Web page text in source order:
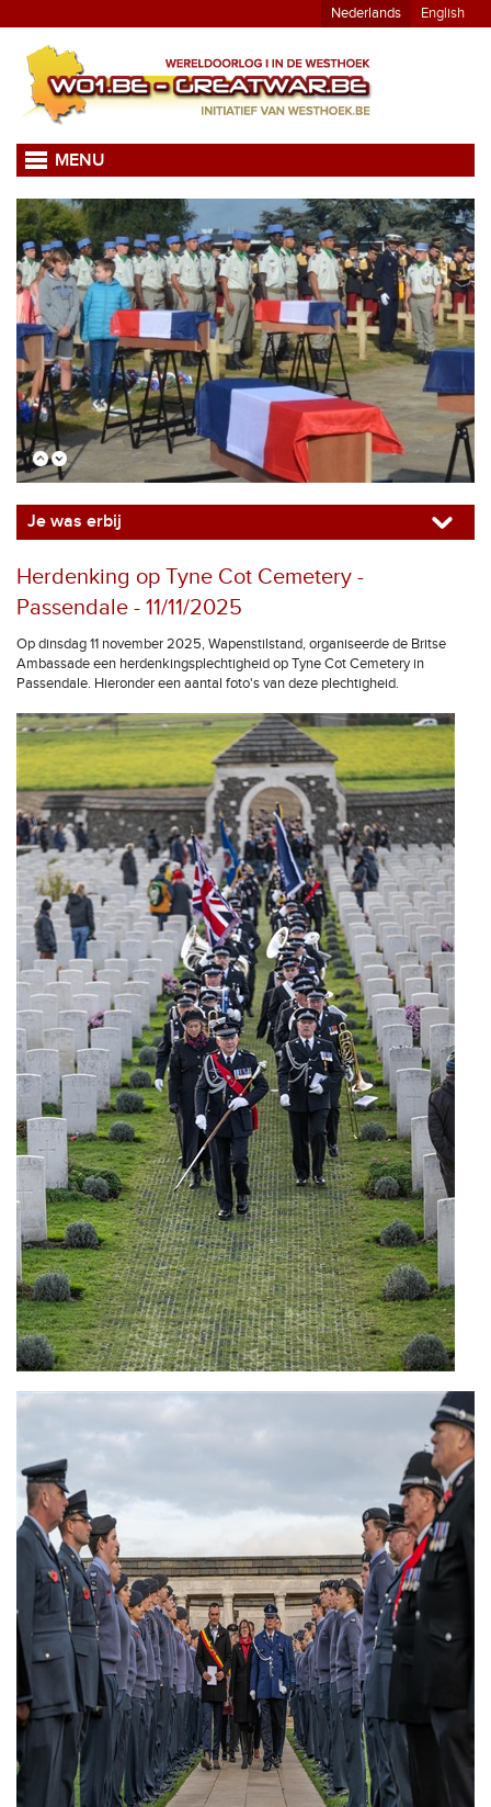
Nederlands English
MENU
Je was erbij
Herdenking op Tyne Cot Cemetery -
Passendale - 11/11/2025
Op dinsdag 11 november 2025, Wapenstilstand, organiseerde de Britse
Ambassade een herdenkingsplechtigheid op Tyne Cot Cemetery in
Passendale. Hieronder een aantal foto's van deze plechtigheid.